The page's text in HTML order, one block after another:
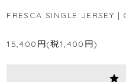
FRESCA SINGLE JERSEY
15,400円(税1,400円)